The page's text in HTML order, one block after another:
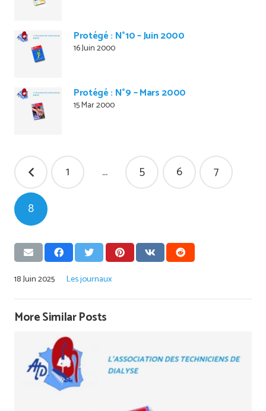
Protégé : N°10 – Juin 2000
16 Juin 2000
Protégé : N°9 – Mars 2000
15 Mar 2000
Pagination
des
publications
1 … 5 6 7
8
18 Juin 2025 Les journaux
More Similar Posts